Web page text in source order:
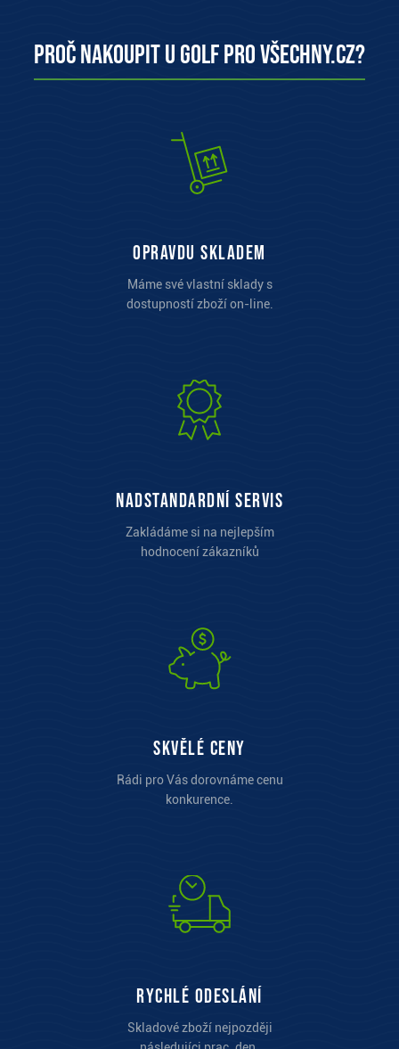
Proč nakoupit u Golf pro všechny.cz?
opravdu skladem
Máme své vlastní sklady s
dostupností zboží on-line.
Nadstandardní servis
Zakládáme si na nejlepším
hodnocení zákazníků
Skvělé ceny
Rádi pro Vás dorovnáme cenu
konkurence.
Rychlé odeslání
Skladové zboží nejpozději